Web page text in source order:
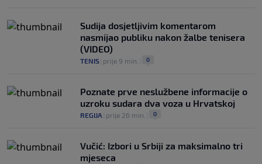
Sudija dosjetljivim komentarom
nasmijao publiku nakon žalbe tenisera
(VIDEO)
TENIS prije 9 min. 0
Poznate prve neslužbene informacije o
uzroku sudara dva voza u Hrvatskoj
REGIJA prije 26 min. 0
Vučić: Izbori u Srbiji za maksimalno tri
mjeseca